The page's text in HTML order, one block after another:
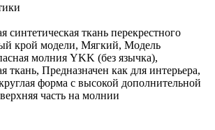
синтетическая ткань перекрестного
крой модели, Мягкий, Модель
молния YKK (без язычка),
ткань, Предназначен как для интерьера,
форма с высокой дополнительной
часть на молнии